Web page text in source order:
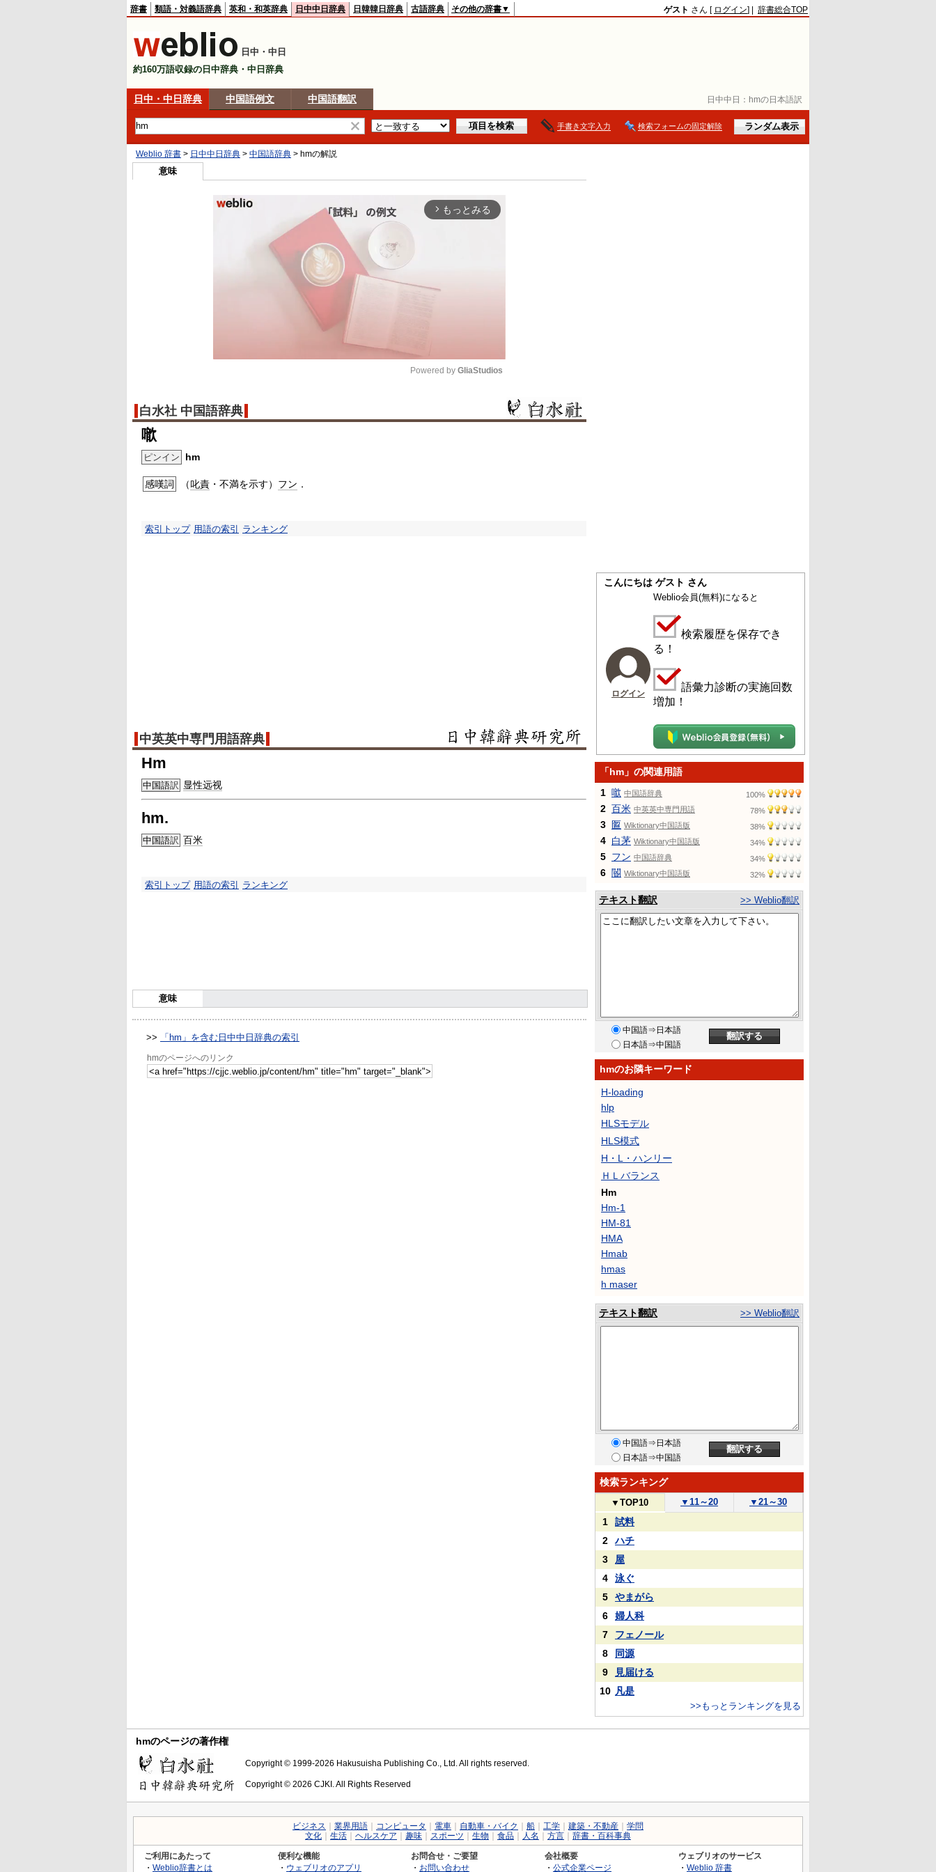
日中中日： hmの日本語訳
辞書 類語・対義語辞典 英和・和英辞典 日中中日辞典 日韓韓日辞典 古語辞典 その他の辞書▼ ゲスト さん [ ログイン] | 辞書総合TOP
日中・中日
約160万語収録の日中辞典・中日辞典
日中・中日辞典 中国語例文 中国語翻訳
手書き文字入力 検索フォームの固定解除
Weblio 辞書 > 日中中日辞典 > 中国語辞典 > hmの解説
意味
arrow_forward_ios もっとみる
Powered by GliaStudios
白水社 中国語辞典
噷
ピンイン hm
感嘆詞 （叱責 ・不満を示す） フン ．
索引トップ 用語の索引 ランキング
中英英中専門用語辞典
Hm
中国語訳 显性远视
hm.
中国語訳 百米
索引トップ 用語の索引 ランキング
意味
>> 「hm」を含む日中中日辞典の索引
hmのページへのリンク
こんにちは ゲスト さん
ログイン
Weblio会員(無料)になると
検索履歴を保存でき
る！
語彙力診断の実施回数
増加！
「hm」の関連用語
1 噷 中国語辞典 100%
2 百米 中英英中専門用語 78%
3 匫 Wiktionary中国語版 38%
4 白茅 Wiktionary中国語版 34%
5 フン 中国語辞典 34%
6 閽 Wiktionary中国語版 32%
テキスト翻訳 >> Weblio翻訳
中国語⇒日本語
日本語⇒中国語
hmのお隣キーワード
H-loading
hlp
HLSモデル
HLS模式
H・L・ハンリー
ＨＬバランス
Hm
Hm-1
HM-81
HMA
Hmab
hmas
h maser
テキスト翻訳 >> Weblio翻訳
中国語⇒日本語
日本語⇒中国語
検索ランキング
▼ TOP10 ▼ 11～20 ▼ 21～30
1
試料
2
ハチ
3
屋
4
泳ぐ
5
やまがら
6
婦人科
7
フェノール
8
同源
9
見届ける
10 凡是
>>もっとランキングを見る
hmのページの著作権
Copyright © 1999-2026 Hakusuisha Publishing Co., Ltd. All rights reserved.
Copyright © 2026 CJKI. All Rights Reserved
ビジネス 業界用語 コンピュータ 電車 自動車・バイク 船 工学 建築・不動産
学問
文化
生活 ヘルスケア 趣味 スポーツ 生物 食品 人名 方言 辞書・百科事典
ご利用にあたって
・ Weblio辞書とは
便利な機能
・ ウェブリオのアプリ
お問合せ・ご要望
・ お問い合わせ
会社概要
・ 公式企業ページ
ウェブリオのサービス
・ Weblio 辞書